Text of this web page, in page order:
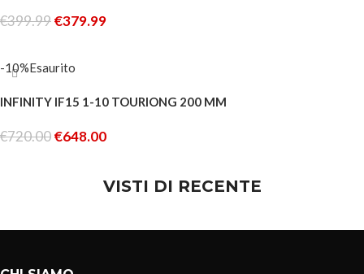
€399.99€379.99
-10%Esaurito
INFINITY IF15 1-10 TOURIONG 200 MM
€720.00€648.00
VISTI DI RECENTE